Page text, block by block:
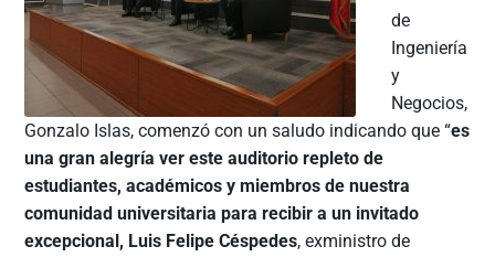
de
Ingeniería
y
Negocios,
Gonzalo Islas, comenzó con un saludo indicando que “es
una gran alegría ver este auditorio repleto de
estudiantes, académicos y miembros de nuestra
comunidad universitaria para recibir a un invitado
excepcional, Luis Felipe Céspedes, exministro de